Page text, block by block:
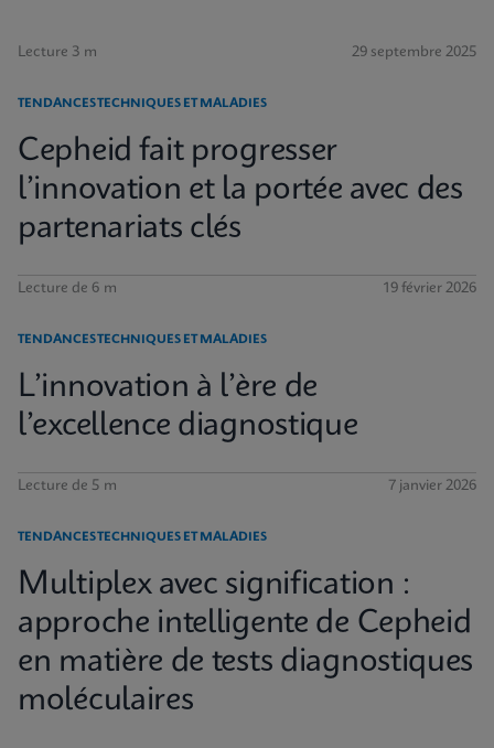
Lecture 3 m 29 septembre 2025
TENDANCES TECHNIQUES ET MALADIES
Cepheid fait progresser
l’innovation et la portée avec des
partenariats clés
Lecture de 6 m 19 février 2026
TENDANCES TECHNIQUES ET MALADIES
L’innovation à l’ère de
l’excellence diagnostique
Lecture de 5 m 7 janvier 2026
TENDANCES TECHNIQUES ET MALADIES
Multiplex avec signification :
approche intelligente de Cepheid
en matière de tests diagnostiques
moléculaires